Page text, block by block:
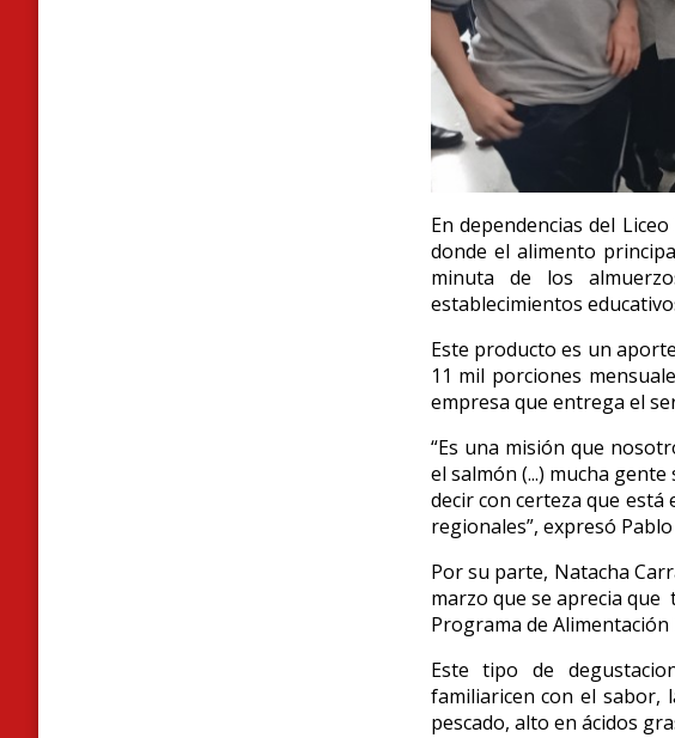
En dependencias del
donde el alimento
minuta de los
establecimientos
Este producto es un
11 mil porciones
empresa que entrega el
“Es una misión que
el salmón (...) mucha
decir con certeza que
regionales”, expresó
Por su parte, Natacha
marzo que se aprecia que
Programa de
Este tipo de
familiaricen con el sabor,
pescado, alto en ácidos